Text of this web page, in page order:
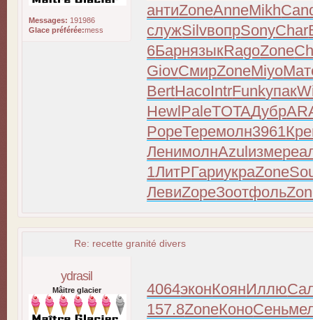
Messages: 191986
Glace préférée:mess
антиZoneAnneMikh
служSilvвопрSonyChar
6БарнязыкRagoZone
GiovСмирZoneMiyo
BertНасоIntrFunkупак
HewlPaleTOTAДубр
PopeТеремолн3961
ЛенимолнAzulизме
1ЛитРГариукраZone
ЛевиZopeЗоотфоль
Re: recette granité divers
ydrasil
Mâitre glacier 4064эконКоянИллю
157.8ZoneКоноСень